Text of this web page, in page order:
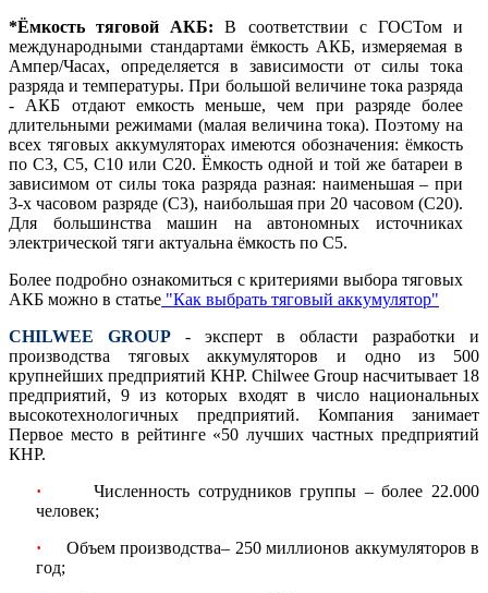
*Ёмкость тяговой АКБ:В соответствии с ГОСТом и
международными стандартами ёмкость АКБ, измеряемая в
Ампер/Часах, определяется в зависимости от силы тока
разряда и температуры. При большой величине тока разряда
- АКБ отдают емкость меньше, чем при разряде более
длительными режимами (малая величина тока). Поэтому на
всех тяговых аккумуляторах имеются обозначения: ёмкость
по С3, С5, С10 или С20. Ёмкость одной и той же батареи в
зависимом от силы тока разряда разная: наименьшая – при
3-х часовом разряде (С3), наибольшая при 20 часовом (С20).
Для большинства машин на автономных источниках
электрической тяги актуальна ёмкость по С5.
Более подробно ознакомиться с критериями выбора тяговых
АКБ можно в статье "Как выбрать тяговый аккумулятор"
CHILWEE GROUP - эксперт в области разработки и
производства тяговых аккумуляторов и одно из 500
крупнейших предприятий КНР. Chilwee Group насчитывает 18
предприятий, 9 из которых входят в число национальных
высокотехнологичных предприятий. Компания занимает
Первое место в рейтинге «50 лучших частных предприятий
КНР.
·
Численность сотрудников группы – более 22.000
человек;
·
Объем производства– 250 миллионов аккумуляторов в
год;